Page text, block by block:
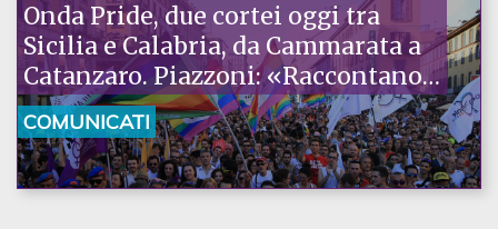
Onda Pride, due cortei oggi tra
Sicilia e Calabria, da Cammarata a
Catanzaro. Piazzoni: «Raccontano
la nostra ostinazione»
COMUNICATI